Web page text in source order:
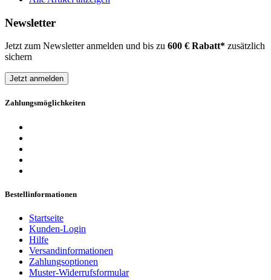
Newsletter
Jetzt zum Newsletter anmelden und bis zu 600 € Rabatt* zusätzlich
sichern
Jetzt anmelden
Zahlungsmöglichkeiten
Bestellinformationen
Startseite
Kunden-Login
Hilfe
Versandinformationen
Zahlungsoptionen
Muster-Widerrufsformular